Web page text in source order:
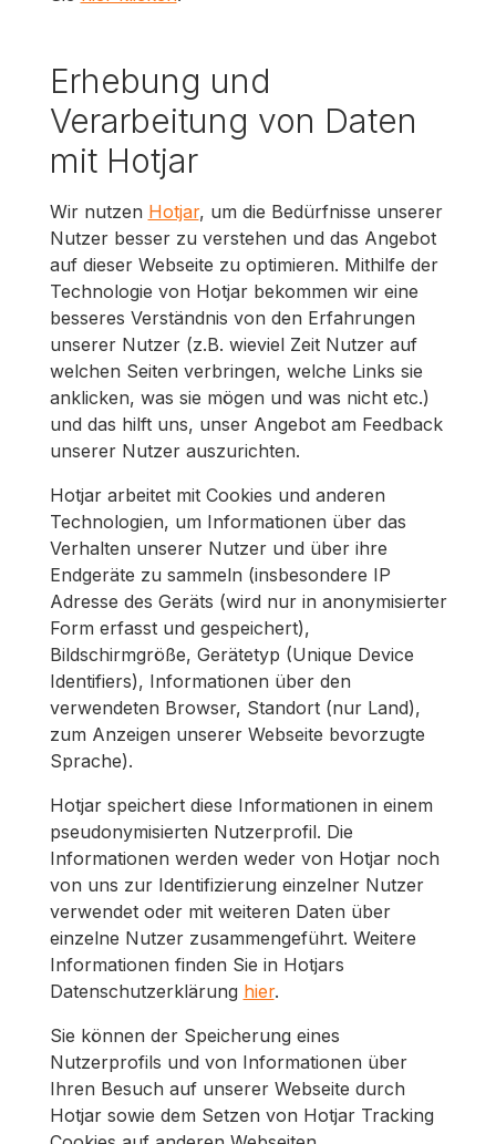
Erhebung und
Verarbeitung von Daten
mit Hotjar
Wir nutzen Hotjar, um die Bedürfnisse unserer
Nutzer besser zu verstehen und das Angebot
auf dieser Webseite zu optimieren. Mithilfe der
Technologie von Hotjar bekommen wir eine
besseres Verständnis von den Erfahrungen
unserer Nutzer (z.B. wieviel Zeit Nutzer auf
welchen Seiten verbringen, welche Links sie
anklicken, was sie mögen und was nicht etc.)
und das hilft uns, unser Angebot am Feedback
unserer Nutzer auszurichten.
Hotjar arbeitet mit Cookies und anderen
Technologien, um Informationen über das
Verhalten unserer Nutzer und über ihre
Endgeräte zu sammeln (insbesondere IP
Adresse des Geräts (wird nur in anonymisierter
Form erfasst und gespeichert),
Bildschirmgröße, Gerätetyp (Unique Device
Identifiers), Informationen über den
verwendeten Browser, Standort (nur Land),
zum Anzeigen unserer Webseite bevorzugte
Sprache).
Hotjar speichert diese Informationen in einem
pseudonymisierten Nutzerprofil. Die
Informationen werden weder von Hotjar noch
von uns zur Identifizierung einzelner Nutzer
verwendet oder mit weiteren Daten über
einzelne Nutzer zusammengeführt. Weitere
Informationen finden Sie in Hotjars
Datenschutzerklärung hier.
Sie können der Speicherung eines
Nutzerprofils und von Informationen über
Ihren Besuch auf unserer Webseite durch
Hotjar sowie dem Setzen von Hotjar Tracking